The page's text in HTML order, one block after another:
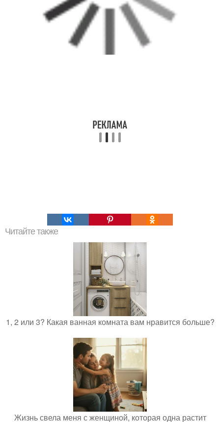
Читайте также
1, 2 или 3? Какая ванная комната вам нравится больше?
Жизнь свела меня с женщиной, которая одна растит